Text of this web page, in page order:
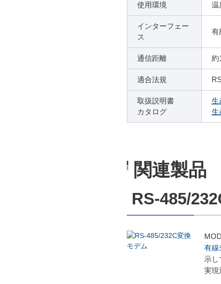
使用環境 温
インターフェー
ス
有
通信距離 約
適合法規
取扱説明書
カタログ
生
生
関連製品
RS-485/
有線
示し
実現